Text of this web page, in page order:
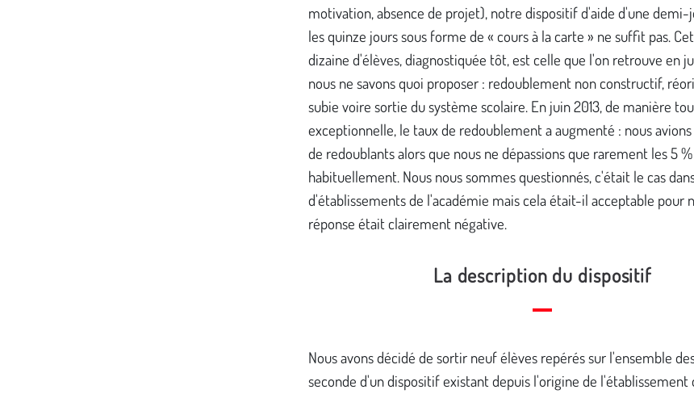
motivation, absence de projet), notre dispositif d'aide d'une demi-
les quinze jours sous forme de « cours à la carte » ne suffit pas.
dizaine d'élèves, diagnostiquée tôt, est celle que l'on retrouve en
nous ne savons quoi proposer : redoublement non constructif,
subie voire sortie du système scolaire. En juin 2013, de manière
exceptionnelle, le taux de redoublement a augmenté : nous
de redoublants alors que nous ne dépassions que rarement les 5 %
habituellement. Nous nous sommes questionnés, c'était le cas
d'établissements de l'académie mais cela était-il acceptable pour
réponse était clairement négative.
La description du dispositif
Nous avons décidé de sortir neuf élèves repérés sur l'ensemble
seconde d'un dispositif existant depuis l'origine de l'établissement